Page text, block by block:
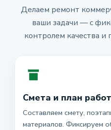
Делаем ремонт
ваши задачи — с
контролем качества
Смета и план работ
Составляем смету,
материалов. Фиксируем